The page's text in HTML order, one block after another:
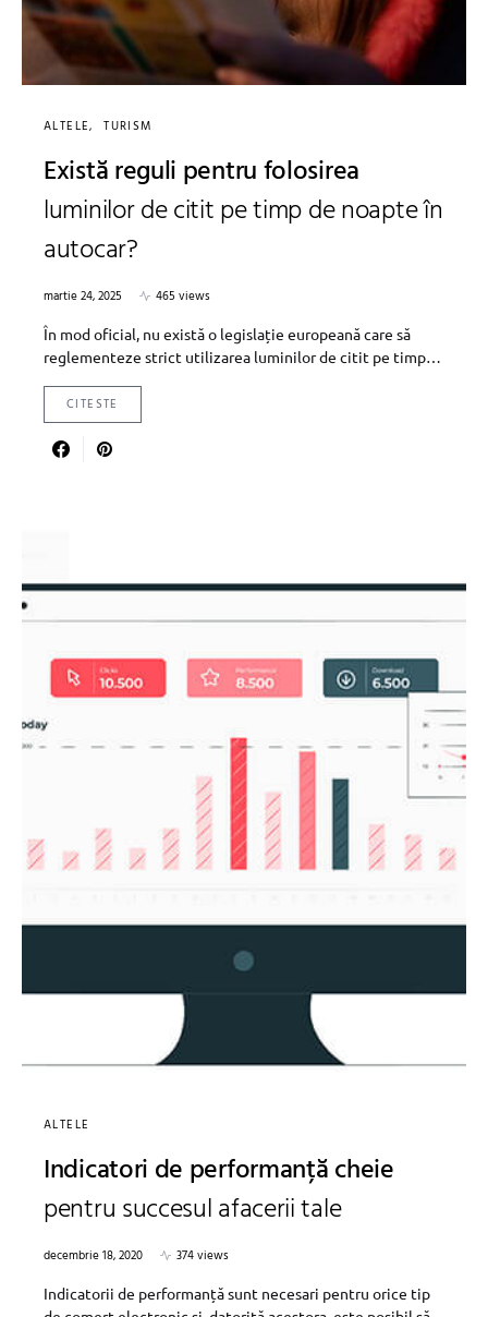
ALTELE TURISM
Există reguli pentru folosirea
luminilor de citit pe timp de noapte în
autocar?
martie 24, 2025
465 views
În mod oficial, nu există o legislație europeană care să
reglementeze strict utilizarea luminilor de citit pe timp…
CITESTE
ALTELE
Indicatori de performanță cheie
pentru succesul afacerii tale
decembrie 18, 2020
374 views
Indicatorii de performanță sunt necesari pentru orice tip